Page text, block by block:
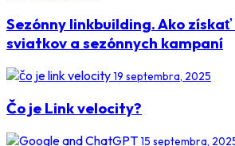
Sezónny linkbuilding. Ako
sviatkov a sezónnych kampaní
19 septembra, 2025
Čo je Link velocity?
15 septembra,